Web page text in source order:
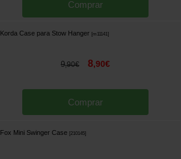
Comprar
Korda Case para Stow Hanger [m11141]
9,90€ 8,90€
Comprar
Fox Mini Swinger Case [210145]